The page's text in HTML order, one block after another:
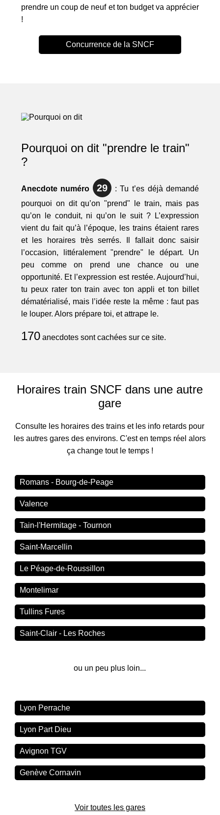
prendre un coup de neuf et ton budget va apprécier
!
Concurrence de la SNCF
Pourquoi on dit "prendre le train"
?
Anecdote numéro 29 : Tu t’es déjà demandé
pourquoi on dit qu’on "prend" le train, mais pas
qu’on le conduit, ni qu’on le suit ? L’expression
vient du fait qu’à l’époque, les trains étaient rares
et les horaires très serrés. Il fallait donc saisir
l’occasion, littéralement "prendre" le départ. Un
peu comme on prend une chance ou une
opportunité. Et l’expression est restée. Aujourd’hui,
tu peux rater ton train avec ton appli et ton billet
dématérialisé, mais l’idée reste la même : faut pas
le louper. Alors prépare toi, et attrape le.
170anecdotes sont cachées sur ce site.
Horaires train SNCF dans une autre
gare
Consulte les horaires des trains et les info retards pour
les autres gares des environs. C'est en temps réel alors
ça change tout le temps !
Romans - Bourg-de-Peage
Valence
Tain-l'Hermitage - Tournon
Saint-Marcellin
Le Péage-de-Roussillon
Montelimar
Tullins Fures
Saint-Clair - Les Roches
ou un peu plus loin...
Lyon Perrache
Lyon Part Dieu
Avignon TGV
Genève Cornavin
Voir toutes les gares